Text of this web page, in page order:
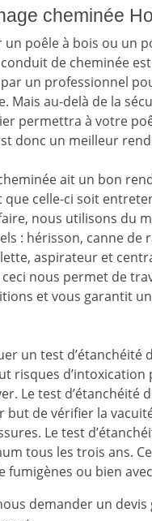
cheminée
un poêle à bois ou un
de cheminée
un professionnel
Mais au-delà de la
permettra à votre
donc un meilleur
ait un bon
que celle-ci soit
nous utilisons du
: hérisson, canne de
aspirateur et
nous permet de
et vous garantit
un test d’étanchéité
risques d’intoxication
Le test d’étanchéité
but de vérifier la
Le test
tous les trois ans.
fumigènes ou bien
demander un